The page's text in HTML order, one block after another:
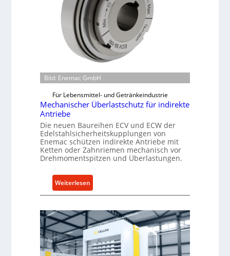
Bild: Enemac GmbH
Für Lebensmittel- und Getränkeindustrie
Mechanischer Überlastschutz für indirekte
Antriebe
Die neuen Baureihen ECV und ECW der
Edelstahlsicherheitskupplungen von
Enemac schützen indirekte Antriebe mit
Ketten oder Zahnriemen mechanisch vor
Drehmomentspitzen und Überlastungen.
Weiterlesen:
M
h
n